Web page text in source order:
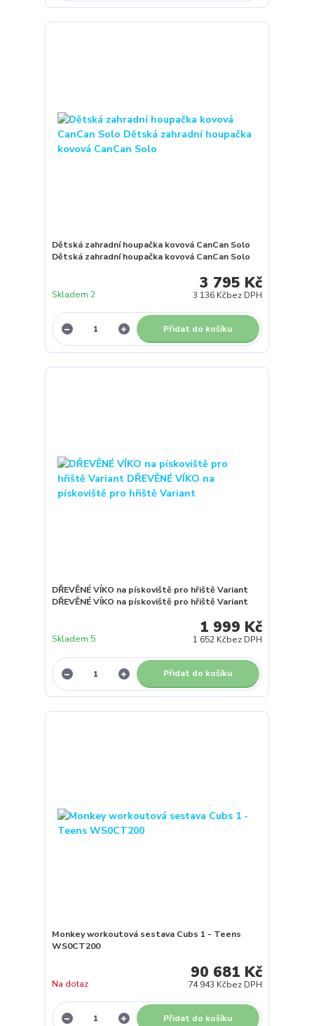
Dětská zahradní houpačka kovová CanCan Solo
Dětská zahradní houpačka kovová CanCan Solo
3 795 Kč
3 136 Kčbez DPH
Skladem 2
Přidat do košíku
DŘEVĚNÉ VÍKO na pískoviště pro hřiště Variant
DŘEVĚNÉ VÍKO na pískoviště pro hřiště Variant
1 999 Kč
1 652 Kčbez DPH
Skladem 5
Přidat do košíku
Monkey workoutová sestava Cubs 1 - Teens
WS0CT200
90 681 Kč
74 943 Kčbez DPH
Na dotaz
Přidat do košíku